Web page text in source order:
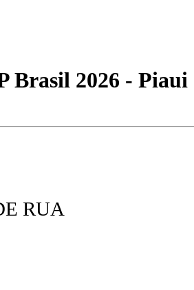
Brasil 2026 - Piaui
RUA